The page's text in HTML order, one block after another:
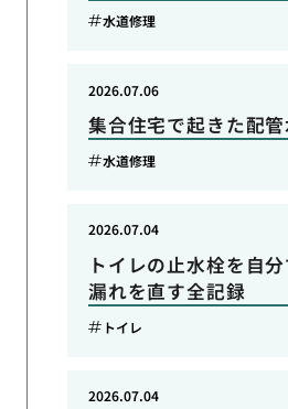
水道修理
集合住宅で起きた配
2026.07.06
水道修理
トイレの止水栓を自
漏れを直す全記録
2026.07.04
トイレ
2026.07.04